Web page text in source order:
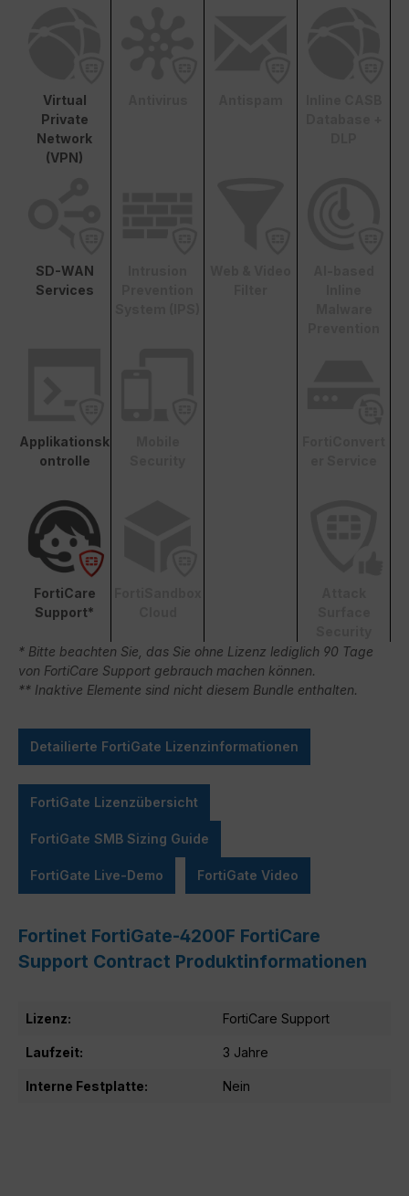
Virtual
Private
Network
(VPN)
SD-WAN
Services
Applikationsk
ontrolle
FortiCare
Support*
* Bitte beachten Sie, das Sie ohne Lizenz lediglich 90 Tage
von FortiCare Support gebrauch machen können.
** Inaktive Elemente sind nicht diesem Bundle enthalten.
Detailierte FortiGate Lizenzinformationen
FortiGate Lizenzübersicht
FortiGate SMB Sizing Guide
FortiGate Live-Demo FortiGate Video
Fortinet FortiGate-4200F FortiCare
Support Contract Produktinformationen
Lizenz: FortiCare Support
Laufzeit: 3 Jahre
Interne Festplatte: Nein